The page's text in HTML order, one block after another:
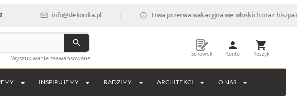
info@dekordia.pl | Trwa przerwa wakacyjna we włoskich oraz hiszpańskich
Wyszukiwanie zaawansowane
Schowek Konto Koszyk
INSPIRUJEMY RADZIMY ARCHITEKCI O NAS